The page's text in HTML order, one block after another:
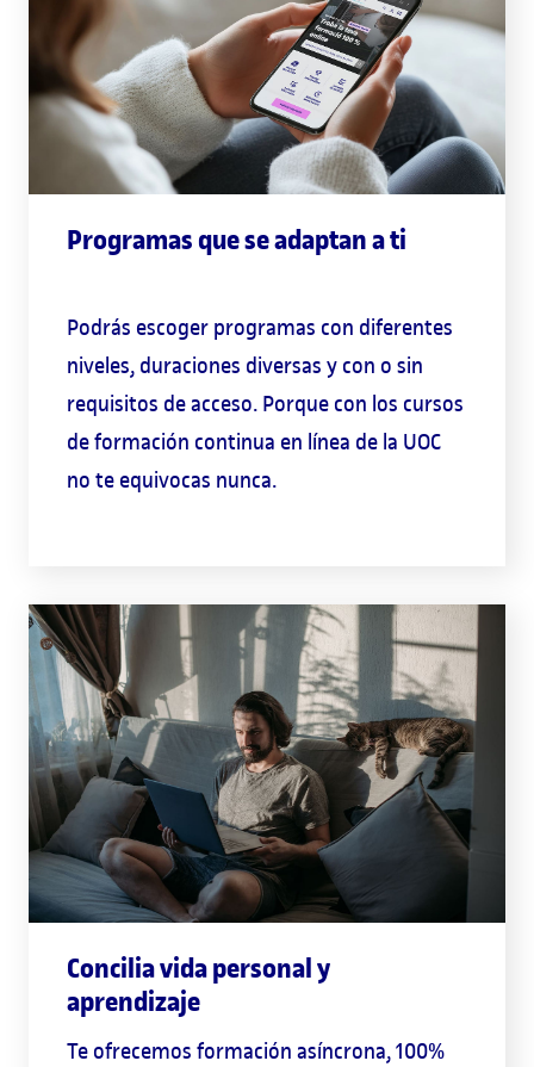
Programas que se adaptan a ti
Podrás escoger programas con diferentes
niveles, duraciones diversas y con o sin
requisitos de acceso. Porque con los cursos
de formación continua en línea de la UOC
no te equivocas nunca.
Concilia vida personal y
aprendizaje
Te ofrecemos formación asíncrona, 100%